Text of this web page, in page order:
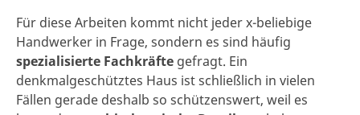
Für diese Arbeiten kommt nicht jeder x-beliebige
Handwerker in Frage, sondern es sind häufig
spezialisierte Fachkräfte gefragt. Ein
denkmalgeschütztes Haus ist schließlich in vielen
Fällen gerade deshalb so schützenswert, weil es